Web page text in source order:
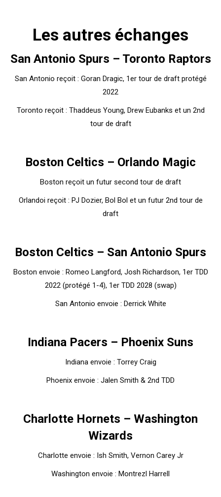
Les autres échanges
San Antonio Spurs – Toronto Raptors
San Antonio reçoit : Goran Dragic, 1er tour de draft protégé
2022
Toronto reçoit : Thaddeus Young, Drew Eubanks et un 2nd
tour de draft
Boston Celtics – Orlando Magic
Boston reçoit un futur second tour de draft
Orlandoi reçoit : PJ Dozier, Bol Bol et un futur 2nd tour de
draft
Boston Celtics – San Antonio Spurs
Boston envoie : Romeo Langford, Josh Richardson, 1er TDD
2022 (protégé 1-4), 1er TDD 2028 (swap)
San Antonio envoie : Derrick White
Indiana Pacers – Phoenix Suns
Indiana envoie : Torrey Craig
Phoenix envoie : Jalen Smith & 2nd TDD
Charlotte Hornets – Washington
Wizards
Charlotte envoie : Ish Smith, Vernon Carey Jr
Washington envoie : Montrezl Harrell